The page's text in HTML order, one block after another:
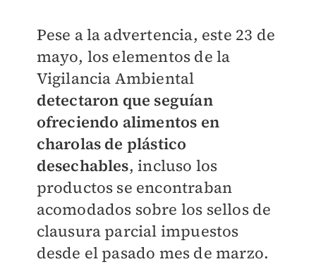
Pese a la advertencia, este 23 de
mayo, los elementos de la
Vigilancia Ambiental
detectaron que seguían
ofreciendo alimentos en
charolas de plástico
desechables, incluso los
productos se encontraban
acomodados sobre los sellos de
clausura parcial impuestos
desde el pasado mes de marzo.